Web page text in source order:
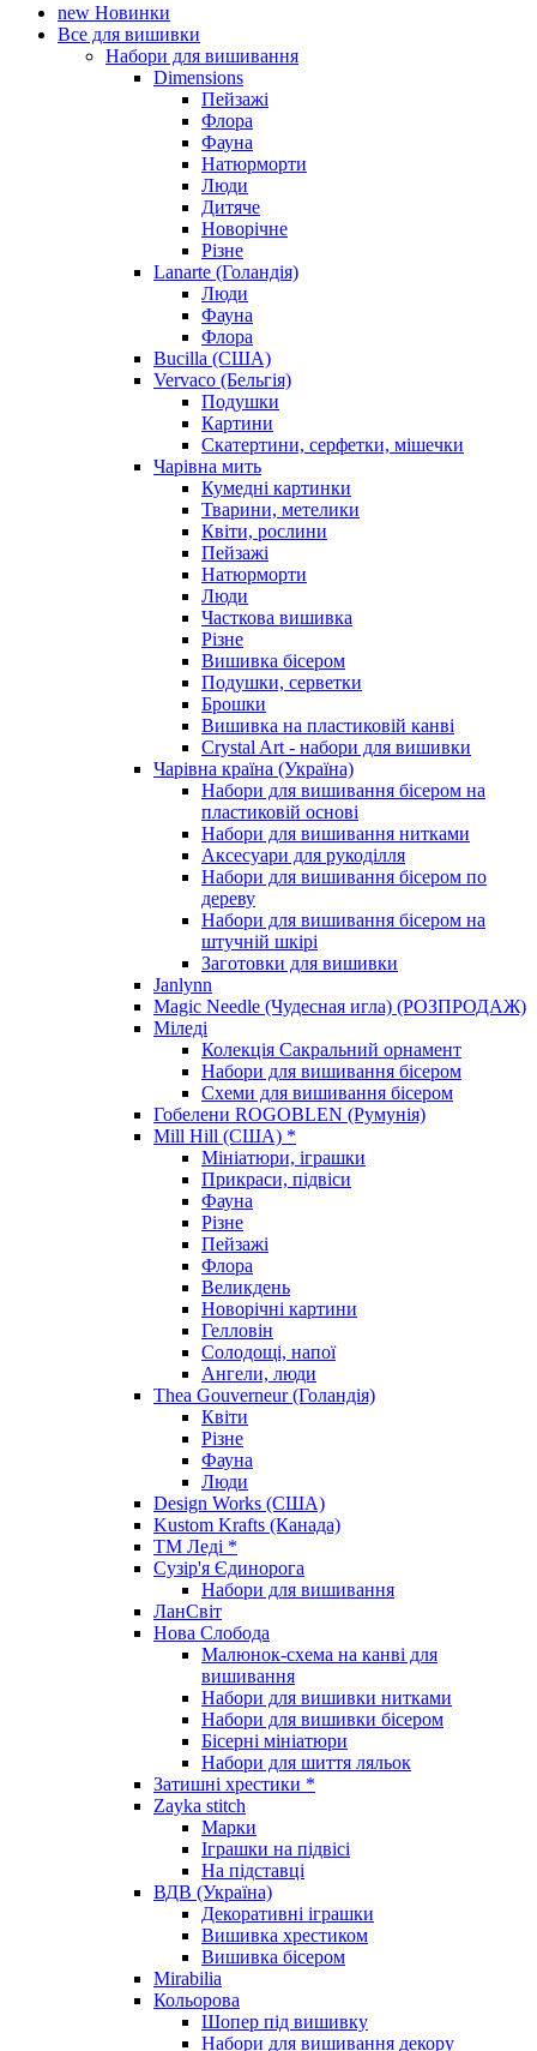
new Новинки
Все для вишивки
Набори для вишивання
Dimensions
Пейзажі
Флора
Фауна
Натюрморти
Люди
Дитяче
Новорічне
Різне
Lanarte (Голандія)
Люди
Фауна
Флора
Bucilla (США)
Vervaco (Бельгія)
Подушки
Картини
Скатертини, серфетки, мішечки
Чарiвна мить
Кумедні картинки
Тварини, метелики
Квіти, рослини
Пейзажі
Натюрморти
Люди
Часткова вишивка
Різне
Вишивка бісером
Подушки, серветки
Брошки
Вишивка на пластиковій канві
Crystal Art - набори для вишивки
Чарівна країна (Україна)
Набори для вишивання бісером на
пластиковій основі
Набори для вишивання нитками
Аксесуари для рукоділля
Набори для вишивання бісером по
дереву
Набори для вишивання бісером на
штучній шкірі
Заготовки для вишивки
Janlynn
Magic Needle (Чудесная игла) (РОЗПРОДАЖ)
Міледі
Колекція Сакральний орнамент
Набори для вишивання бісером
Схеми для вишивання бісером
Гобелени ROGOBLEN (Румунія)
Mill Hill (США) *
Мініатюри, іграшки
Прикраси, підвіси
Фауна
Різне
Пейзажі
Флора
Великдень
Новорічні картини
Гелловін
Солодощі, напої
Ангели, люди
Thea Gouverneur (Голандія)
Квіти
Різне
Фауна
Люди
Design Works (США)
Kustom Krafts (Канада)
ТМ Леді *
Сузір'я Єдинорога
Набори для вишивання
ЛанСвіт
Нова Слобода
Малюнок-схема на канві для
вишивання
Набори для вишивки нитками
Набори для вишивки бісером
Бісерні мініатюри
Набори для шиття ляльок
Затишні хрестики *
Zayka stitch
Марки
Іграшки на підвісі
На підставці
ВДВ (Україна)
Декоративні іграшки
Вишивка хрестиком
Вишивка бісером
Mirabilia
Кольорова
Шопер під вишивку
Набори для вишивання декору